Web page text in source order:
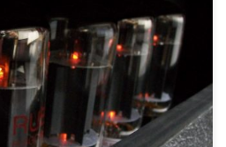
Del Rock; Vintage Electric en Estudio